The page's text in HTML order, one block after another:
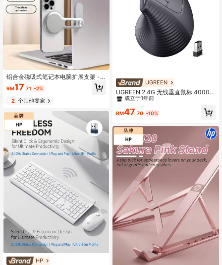
铝合金磁吸式笔记本电脑扩展支架 -
提升您的工作空间
RM17.71 -2%
2个其他卖家
HP
UGREEN
UGREEN 2.4G 无线垂直鼠标 4000D
PI 人体工学设计，适用于笔记本电脑
#9 热销榜
在 无线鼠标
成立于1年前
#9 热销榜 在 无线鼠标
成立于1年前
#9 热销榜 在 无线鼠标
成立于1年前
在 无线鼠标
成立于1年前
RM47.70 -10%